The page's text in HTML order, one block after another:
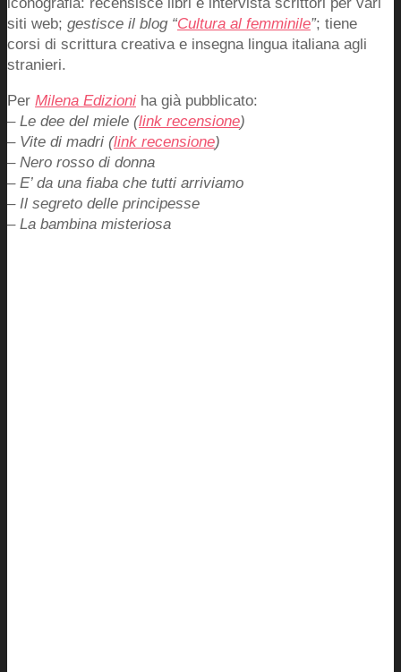
siti web; gestisce il blog “Cultura al femminile”; tiene
corsi di scrittura creativa e insegna lingua italiana agli
stranieri.
Per Milena Edizioni ha già pubblicato:
– Le dee del miele (link recensione)
– Vite di madri (link recensione)
– Nero rosso di donna
– E’ da una fiaba che tutti arriviamo
– Il segreto delle principesse
– La bambina misteriosa